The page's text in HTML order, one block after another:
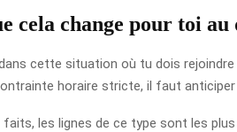
cela change pour toi
cette situation où tu dois
horaire stricte, il faut anticiper
faits, les lignes de ce type sont les